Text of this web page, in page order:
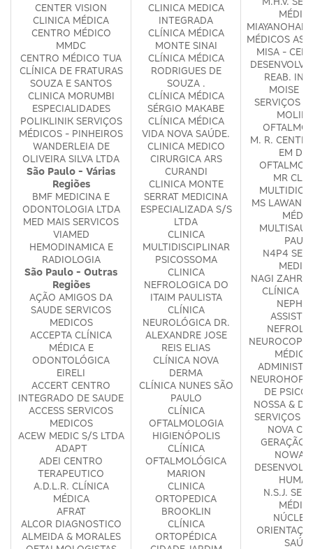
CENTER VISION
CLINICA MÉDICA
CENTRO MÉDICO
MMDC
CENTRO MÉDICO TUA
CLÍNICA DE FRATURAS
SOUZA E SANTOS
CLINICA MORUMBI
ESPECIALIDADES
POLIKLINIK SERVIÇOS
MÉDICOS - PINHEIROS
WANDERLEIA DE
OLIVEIRA SILVA LTDA
São Paulo - Várias
Regiões
BMF MEDICINA E
ODONTOLOGIA LTDA
MED MAIS SERVICOS
VIAMED
HEMODINAMICA E
RADIOLOGIA
São Paulo - Outras
Regiões
AÇÃO AMIGOS DA
SAUDE SERVICOS
MEDICOS
ACCEPTA CLÍNICA
MÉDICA E
ODONTOLÓGICA
EIRELI
ACCERT CENTRO
INTEGRADO DE SAUDE
ACCESS SERVICOS
MEDICOS
ACEW MEDIC S/S LTDA
ADAPT
ADEI CENTRO
TERAPEUTICO
A.D.L.R. CLÍNICA
MÉDICA
AFRAT
ALCOR DIAGNOSTICO
ALMEIDA & MORALES
CLINICA MEDICA
INTEGRADA
CLÍNICA MÉDICA
MONTE SINAI
CLÍNICA MÉDICA
RODRIGUES DE
SOUZA .
CLÍNICA MÉDICA
SÉRGIO MAKABE
CLÍNICA MÉDICA
VIDA NOVA SAÚDE.
CLINICA MEDICO
CIRURGICA ARS
CURANDI
CLINICA MONTE
SERRAT MEDICINA
ESPECIALIZADA S/S
LTDA
CLINICA
MULTIDISCIPLINAR
PSICOSSOMA
CLINICA
NEFROLOGICA DO
ITAIM PAULISTA
CLÍNICA
NEUROLÓGICA DR.
ALEXANDRE JOSE
REIS ELIAS
CLÍNICA NOVA
DERMA
CLÍNICA NUNES SÃO
PAULO
CLÍNICA
OFTALMOLOGIA
HIGIENÓPOLIS
CLÍNICA
OFTALMOLÓGICA
MARION
CLINICA
ORTOPEDICA
BROOKLIN
CLÍNICA
ORTOPÉDICA
MÉDICOS
MISA -
REAB.
MOISE
SERVIÇOS
M. R.
EM
MR
MS LAWAND
N4P4
NAGI ZAHR
CLÍNICA
NEUROCOP
DE
NOSSA &
SERVIÇOS
NOVA
GERAÇÃO
NOWA
N.S.J.